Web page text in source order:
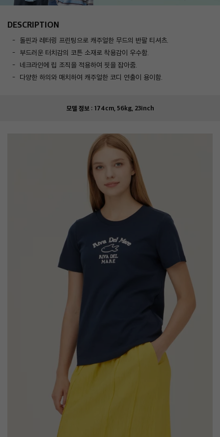
DESCRIPTION
돌핀과 레터링 프린팅으로 캐주얼한 무드의 반팔 티셔츠.
부드러운 터치감의 코튼 소재로 착용감이 우수함.
네크라인에 립 조직을 적용하여 핏을 잡아줌.
다양한 하의와 매치하여 캐주얼한 코디 연출이 용이함.
모델 정보 : 174cm, 56kg, 23inch